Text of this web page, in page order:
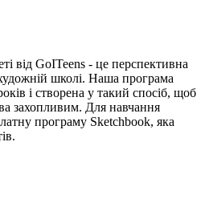
від GoITeens - це перспективна
школі. Наша програма
і створена у такий спосіб, щоб
захопливим. Для навчання
програму Sketchbook, яка